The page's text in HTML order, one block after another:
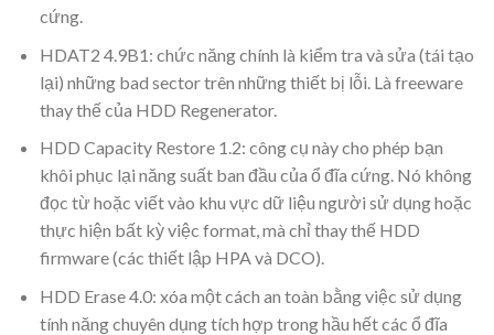
cứng.
HDAT2 4.9B1: chức năng chính là kiểm tra và sửa (tái tạo
lại) những bad sector trên những thiết bị lỗi. Là freeware
thay thế của HDD Regenerator.
HDD Capacity Restore 1.2: công cụ này cho phép bạn
khôi phục lại năng suất ban đầu của ổ đĩa cứng. Nó không
đọc từ hoặc viết vào khu vực dữ liệu người sử dụng hoặc
thực hiện bất kỳ việc format, mà chỉ thay thế HDD
firmware (các thiết lập HPA và DCO).
HDD Erase 4.0: xóa một cách an toàn bằng việc sử dụng
tính năng chuyên dụng tích hợp trong hầu hết các ổ đĩa